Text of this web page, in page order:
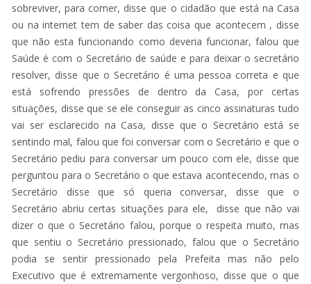
sobreviver, para comer, disse que o cidadão que está na Casa
ou na internet tem de saber das coisa que acontecem , disse
que não esta funcionando como deveria funcionar, falou que
Saúde é com o Secretário de saúde e para deixar o secretário
resolver, disse que o Secretário é uma pessoa correta e que
está sofrendo pressões de dentro da Casa, por certas
situações, disse que se ele conseguir as cinco assinaturas tudo
vai ser esclarecido na Casa, disse que o Secretário está se
sentindo mal, falou que foi conversar com o Secretário e que o
Secretário pediu para conversar um pouco com ele, disse que
perguntou para o Secretário o que estava acontecendo, mas o
Secretário disse que só queria conversar, disse que o
Secretário abriu certas situações para ele, disse que não vai
dizer o que o Secretário falou, porque o respeita muito, mas
que sentiu o Secretário pressionado, falou que o Secretário
podia se sentir pressionado pela Prefeita mas não pelo
Executivo que é extremamente vergonhoso, disse que o que